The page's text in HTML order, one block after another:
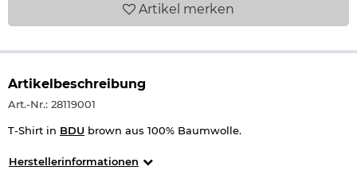
Artikel merken
Artikelbeschreibung
Art.-Nr.: 28119001
T-Shirt in BDU brown aus 100% Baumwolle.
Herstellerinformationen